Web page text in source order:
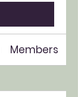
Members